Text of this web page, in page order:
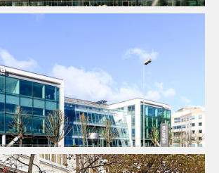
Fluides Structure Thermique